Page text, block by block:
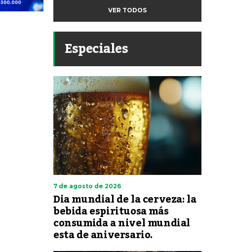
VER TODOS
Especiales
7 de agosto de 2026
Dia mundial de la cerveza: la
bebida espirituosa más
consumida a nivel mundial
esta de aniversario.